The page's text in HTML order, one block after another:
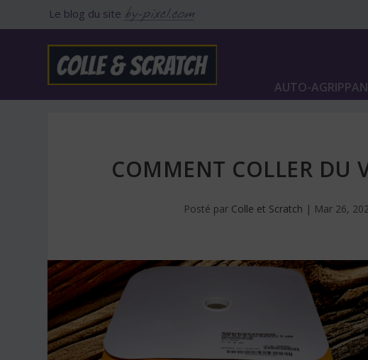
Le blog du site
AUTO-
COMMENT COLLER DU
Posté par Colle et Scratch | Mar 26,